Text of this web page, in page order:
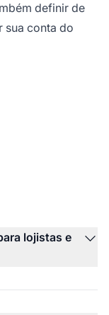
definir de
sua conta do
lojistas e